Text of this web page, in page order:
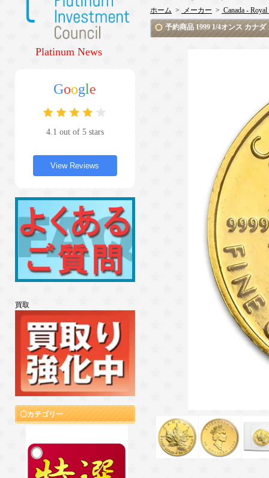
Platinum News
Google
4.1 out of 5 stars
View Reviews
買取
カテゴリー
ホーム > メーカー > Canada -
予約商品 1999 1/4オンス カナ